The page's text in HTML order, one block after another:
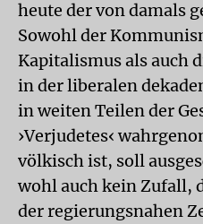
heute der von damals
Sowohl der
Kapitalismus als auch
in der liberalen
in weiten Teilen der
›Verjudetes‹
völkisch ist, soll
wohl auch kein Zufall,
der regierungsnahen